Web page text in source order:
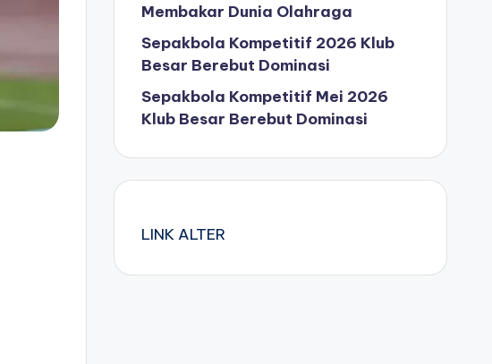
Membakar Dunia Olahraga
Sepakbola Kompetitif 2026 Klub
Besar Berebut Dominasi
Sepakbola Kompetitif Mei 2026
Klub Besar Berebut Dominasi
LINK ALTER